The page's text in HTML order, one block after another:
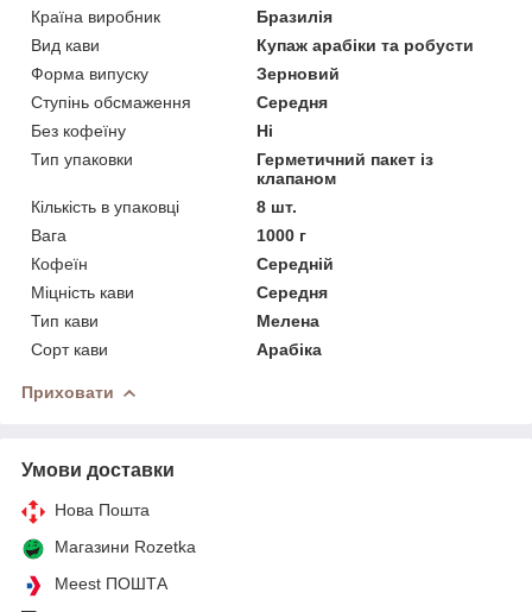
Країна виробник
Бразилія
Вид кави
Купаж арабіки та робусти
Форма випуску
Зерновий
Ступінь обсмаження
Середня
Без кофеїну
Ні
Тип упаковки
Герметичний пакет із
клапаном
Кількість в упаковці
8 шт.
Вага
1000 г
Кофеїн
Середній
Міцність кави
Середня
Тип кави
Мелена
Сорт кави
Арабіка
Приховати
Умови доставки
Нова Пошта
Магазини Rozetka
Meest ПОШТА